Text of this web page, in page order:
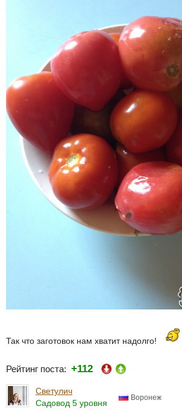
Так что заготовок нам хватит надолго!
Рейтинг поста: +112
Светулич
Садовод 5 уровня
Воронеж